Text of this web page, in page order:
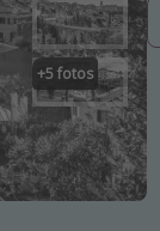
+5fotos